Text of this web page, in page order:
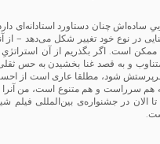
در نوع خود تغییر شکل می‌دهد –
ممکن است. اگر بگذریم از آن
متناوب و به قصد غنا بخشیدن به حس
شدن از سوی تنها سرپرستش شود، مطلقا عاری
که هم سرراست و هم متنوع است، من
در جشنواره‌ی بین‌المللی فیلم